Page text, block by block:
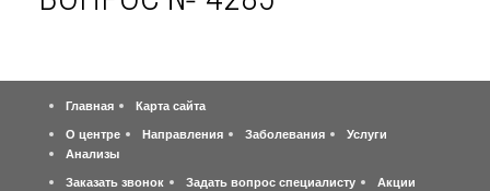
Главная
Карта сайта
О центре
Направления Заболевания
Услуги
Анализы
Заказать звонок
Задать вопрос специалисту Акции